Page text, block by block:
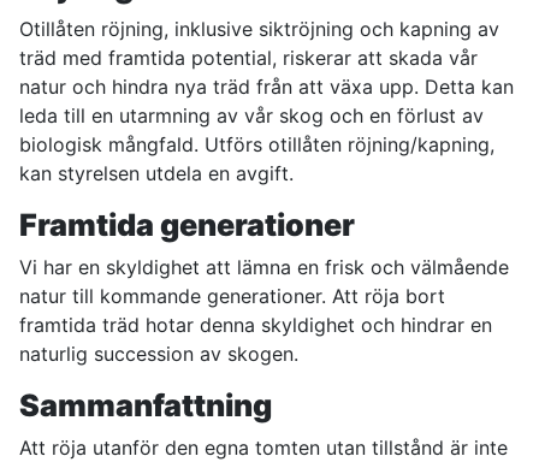
Otillåten röjning, inklusive siktröjning och kapning av
träd med framtida potential, riskerar att skada vår
natur och hindra nya träd från att växa upp. Detta kan
leda till en utarmning av vår skog och en förlust av
biologisk mångfald. Utförs otillåten röjning/kapning,
kan styrelsen utdela en avgift.
Framtida generationer
Vi har en skyldighet att lämna en frisk och välmående
natur till kommande generationer. Att röja bort
framtida träd hotar denna skyldighet och hindrar en
naturlig succession av skogen.
Sammanfattning
Att röja utanför den egna tomten utan tillstånd är inte